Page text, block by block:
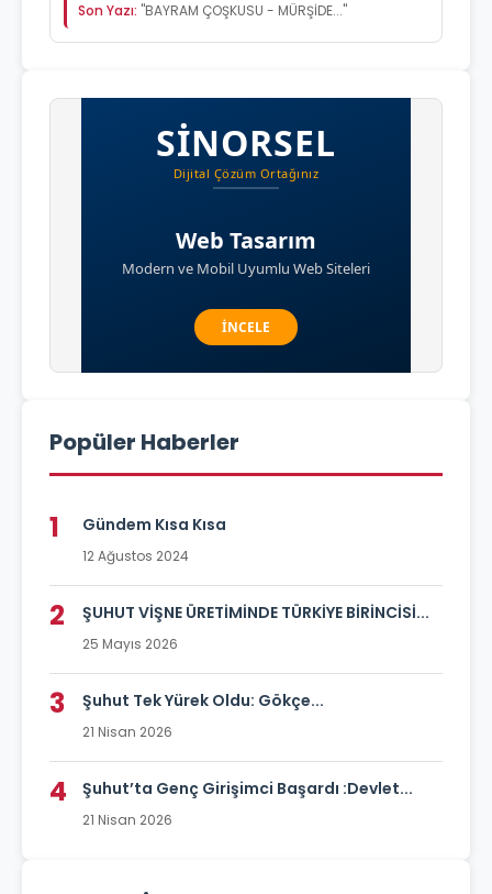
Son Yazı: "BAYRAM ÇOŞKUSU - MÜRŞİDE..."
Popüler Haberler
1 Gündem Kısa Kısa
12 Ağustos 2024
2 ŞUHUT VİŞNE ÜRETİMİNDE TÜRKİYE BİRİNCİSİ...
25 Mayıs 2026
3 Şuhut Tek Yürek Oldu: Gökçe...
21 Nisan 2026
4 Şuhut’ta Genç Girişimci Başardı :Devlet...
21 Nisan 2026